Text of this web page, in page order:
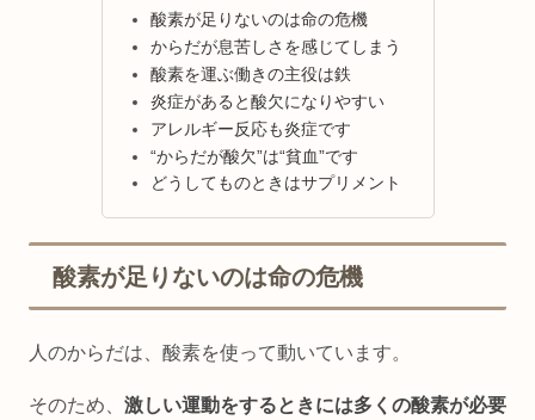
酸素が足りないのは命の危機
からだが息苦しさを感じてしまう
酸素を運ぶ働きの主役は鉄
炎症があると酸欠になりやすい
アレルギー反応も炎症です
“からだが酸欠”は“貧血”です
どうしてものときはサプリメント
酸素が足りないのは命の危機
人のからだは、酸素を使って動いています。
そのため、 激しい運動をするときには多くの酸素が必要